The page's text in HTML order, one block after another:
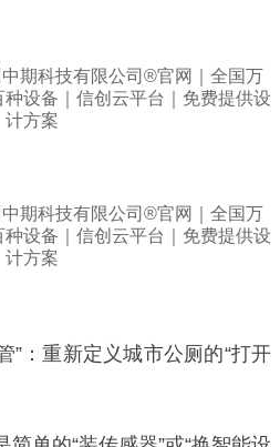
”：重新定义城市公厕的“打开